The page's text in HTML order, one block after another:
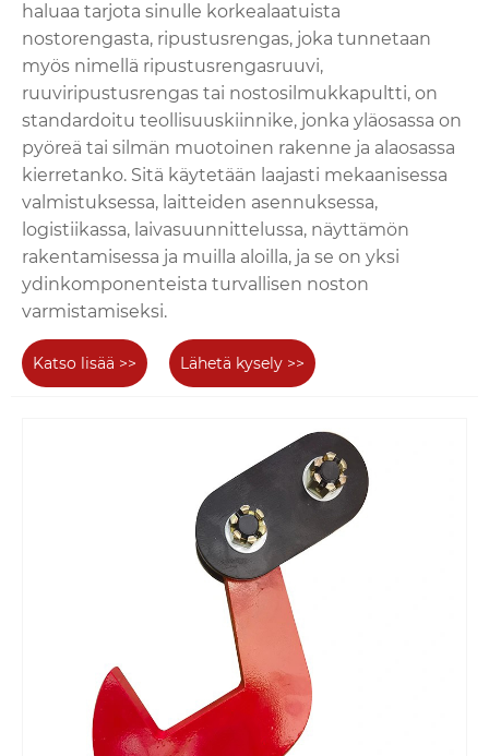
haluaa tarjota sinulle korkealaatuista
nostorengasta, ripustusrengas, joka tunnetaan
myös nimellä ripustusrengasruuvi,
ruuviripustusrengas tai nostosilmukkapultti, on
standardoitu teollisuuskiinnike, jonka yläosassa on
pyöreä tai silmän muotoinen rakenne ja alaosassa
kierretanko. Sitä käytetään laajasti mekaanisessa
valmistuksessa, laitteiden asennuksessa,
logistiikassa, laivasuunnittelussa, näyttämön
rakentamisessa ja muilla aloilla, ja se on yksi
ydinkomponenteista turvallisen noston
varmistamiseksi.
Katso lisää >> Lähetä kysely >>